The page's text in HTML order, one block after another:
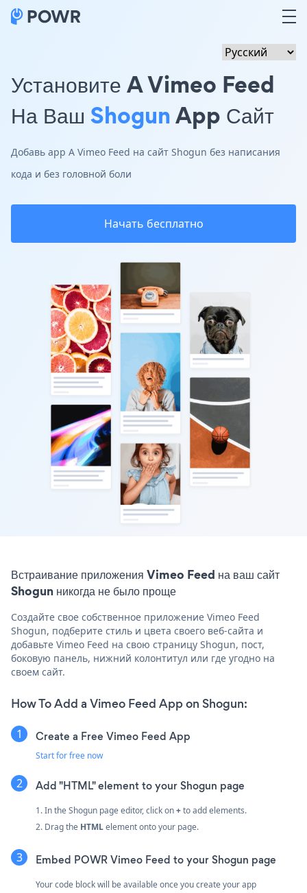
Установите A Vimeo Feed
На Ваш ShogunApp Сайт
Добавь app A Vimeo Feed на сайт Shogun без написания
кода и без головной боли
Начать бесплатно
Встраивание приложения Vimeo Feed на ваш сайт
Shogun никогда не было проще
Создайте свое собственное приложение Vimeo Feed
Shogun, подберите стиль и цвета своего веб-сайта и
добавьте Vimeo Feed на свою страницу Shogun, пост,
боковую панель, нижний колонтитул или где угодно на
своем сайт.
How To Add a Vimeo Feed App on Shogun:
Create a Free Vimeo Feed App
Start for free now
Add "HTML" element to your Shogun page
1. In the Shogun page editor, click on+to add elements.
2. Drag the HTMLelement onto your page.
Embed POWR Vimeo Feed to your Shogun page
Your code block will be available once you create your app